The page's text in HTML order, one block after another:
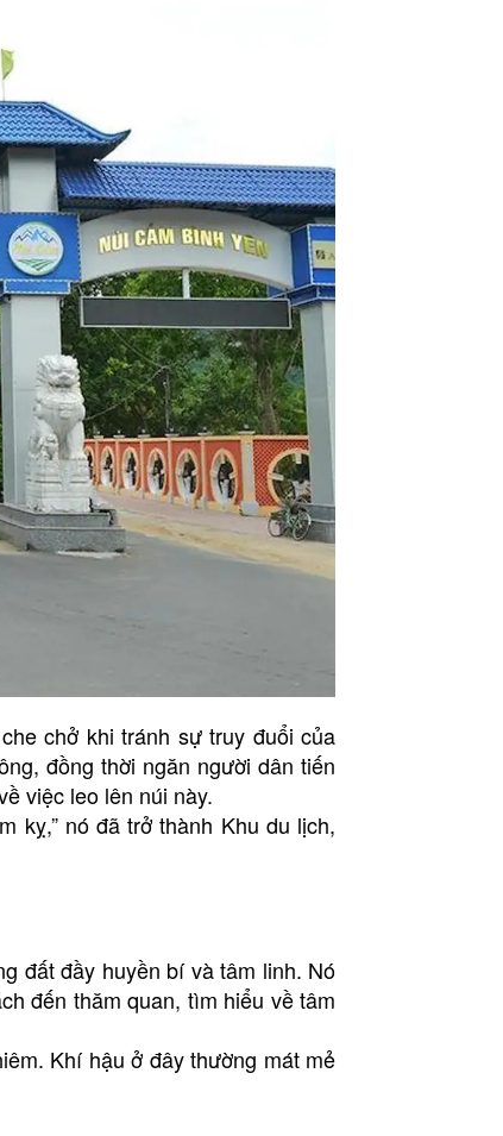
chở khi tránh sự truy đuổi của
đồng thời ngăn người dân tiến
việc leo lên núi này.
kỵ,” nó đã trở thành Khu du lịch,
đất đầy huyền bí và tâm linh. Nó
đến thăm quan, tìm hiểu về tâm
Khí hậu ở đây thường mát mẻ